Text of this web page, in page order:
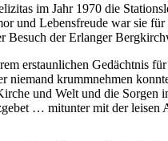
im Jahr 1970 die
Lebensfreude war sie
der Erlanger
erstaunlichen Gedächtnis
krummnehmen
und Welt und die Sorgen
… mitunter mit der